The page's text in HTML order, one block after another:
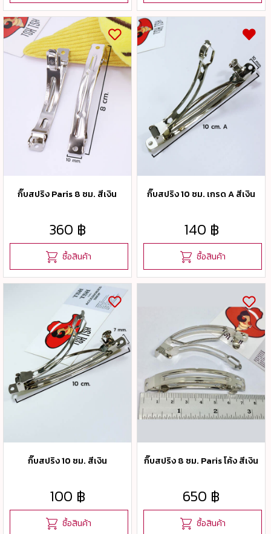
กิ๊บสปริง Paris 8 ซม. สีเงิน
360 ฿
ซื้อสินค้า
กิ๊บสปริง 10 ซม. เกรด A สีเงิน
140 ฿
ซื้อสินค้า
กิ๊บสปริง 10 ซม. สีเงิน
100 ฿
ซื้อสินค้า
กิ๊บสปริง 8 ซม. Paris โค้ง สีเงิน
650 ฿
ซื้อสินค้า